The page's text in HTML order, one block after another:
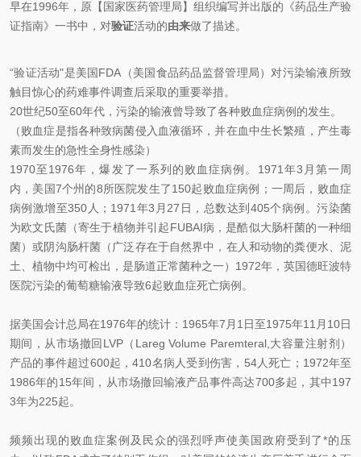
早在1996年，原【国家医药管理局】组织编写并出版的《药品生产验
证指南》一书中，对验证活动的由来做了描述。
“验证活动"是美国FDA（美国食品药品监督管理局）对污染输液所致
触目惊心的药难事件调查后采取的重要举措。
20世纪50至60年代，污染的输液曾导致了各种败血症病例的发生。
（败血症是指各种致病菌侵入血液循环，并在血中生长繁殖，产生毒
素而发生的急性全身性感染）
1970至1976年，爆发了一系列的败血症病例。1971年3月第一周
内，美国7个州的8所医院发生了150起败血症病例；一周后，败血症
病例激增至350人；1971年3月27日，总数达到405个病例。污染菌
为欧文氏菌（寄生于植物并引起FUBAI病，是酷似大肠杆菌的一种细
菌）或阴沟肠杆菌（广泛存在于自然界中，在人和动物的粪便水、泥
土、植物中均可检出，是肠道正常菌种之一）1972年，英国德旺波特
医院污染的葡萄糖输液导致6起败血症死亡病例。
据美国会计总局在1976年的统计：1965年7月1日至1975年11月10日
期间，从市场撤回LVP（Lareg Volume Paremteral,大容量注射剂）
产品的事件超过600起，410名病人受到伤害，54人死亡；1972年至
1986年的15年间，从市场撤回输液产品事件高达700多起，其中197
3年为225起。
频频出现的败血症案例及民众的强烈呼声使美国政府受到了*的压